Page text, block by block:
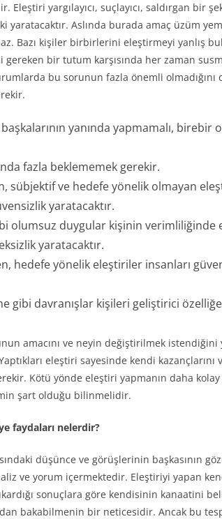
yargılayıcı, suçlayıcı, saldırgan bir
yaratacaktır. Aslında burada amaç üzüm
Bazı kişiler birbirlerini eleştirmeyi yanlış
bir tutum karşısında her zaman
bu sorunun fazla önemli olmadığını
yanında yapmamalı,
fazla beklememek gerekir.
sübjektif ve hedefe yönelik olmayan
yaratacaktır.
olumsuz duygular kişinin
yaratacaktır.
hedefe yönelik eleştiriler insanları
gibi davranışlar kişileri geliştirici
amacını ve neyin değiştirilmek
eleştiri sayesinde kendi kazançlarını
Kötü yönde eleştiri yapmanın daha
şart olduğu bilinmelidir.
faydaları nelerdir?
düşünce ve görüşlerinin başkasının
ve yorum içermektedir. Eleştiriyi yapan
sonuçlara göre kendisinin kanaatini
bakabilmenin bir neticesidir. Ancak bu